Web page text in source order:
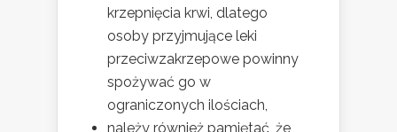
krzepnięcia krwi, dlatego
osoby przyjmujące leki
przeciwzakrzepowe powinny
spożywać go w
ograniczonych ilościach,
należy również pamiętać, że